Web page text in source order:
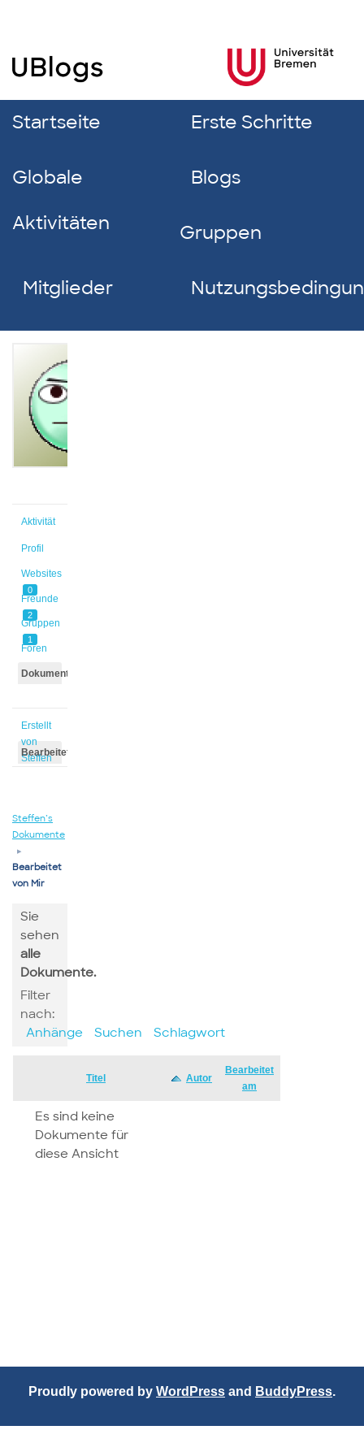
Startseite Erste Schritte
Globale
Aktivitäten
Blogs
Gruppen
Mitglieder
Aktivität
Profil
Websites
0
Freunde
2
Gruppen
1
Foren
Dokumente
Erstellt
von
Steffen
Bearbeitet
Steffen’s
Dokumente
▸
Bearbeitet
von Mir
Sie
sehen
alle
Dokumente.
Filter
nach:
Anhänge
Suchen Schlagwort
Titel Autor
Bearbeitet
am
Es sind keine
Dokumente für
diese Ansicht
Proudly powered by WordPress and BuddyPress.